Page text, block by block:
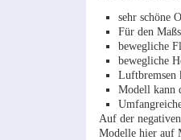
sehr schöne
Für den
bewegliche
bewegliche
Luftbremsen
Modell kann
Auf der
Modelle hier auf